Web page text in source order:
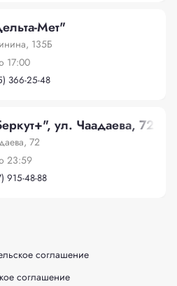
Мет"
135Б
17:00
366-25-48
ул. Чаадаева, 72
72
23:59
915-48-88
соглашение
соглашение